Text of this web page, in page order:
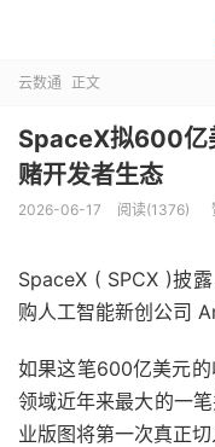
云数通 正文
SpaceX拟600亿
赌开发者生态
2026-06-17 阅读(1376)
SpaceX ( SPCX )披
购人工智能新创公司
如果这笔600亿美元
领域近年来最大的一
业版图将第一次真正切